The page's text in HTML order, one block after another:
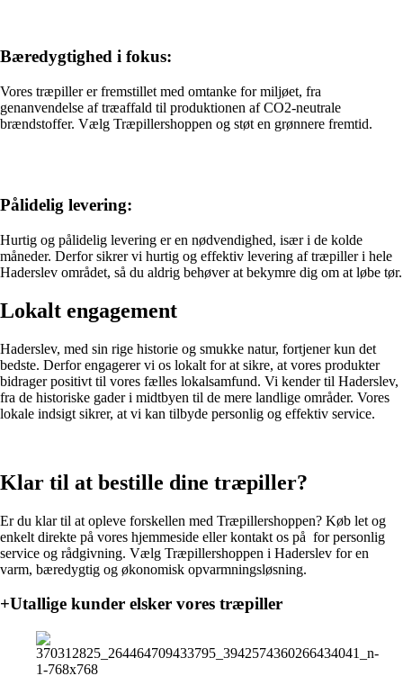
Bæredygtighed i fokus:
Vores træpiller er fremstillet med omtanke for miljøet, fra
genanvendelse af træaffald til produktionen af CO2-neutrale
brændstoffer. Vælg Træpillershoppen og støt en grønnere fremtid.
Pålidelig levering:
Hurtig og pålidelig levering er en nødvendighed, især i de kolde
måneder. Derfor sikrer vi hurtig og effektiv levering af træpiller i hele
Haderslev området, så du aldrig behøver at bekymre dig om at løbe tør.
Lokalt engagement
Haderslev, med sin rige historie og smukke natur, fortjener kun det
bedste. Derfor engagerer vi os lokalt for at sikre, at vores produkter
bidrager positivt til vores fælles lokalsamfund. Vi kender til Haderslev,
fra de historiske gader i midtbyen til de mere landlige områder. Vores
lokale indsigt sikrer, at vi kan tilbyde personlig og effektiv service.
Klar til at bestille dine træpiller?
Er du klar til at opleve forskellen med Træpillershoppen? Køb let og
enkelt direkte på vores hjemmeside eller kontakt os på for personlig
service og rådgivning. Vælg Træpillershoppen i Haderslev for en
varm, bæredygtig og økonomisk opvarmningsløsning.
+Utallige kunder elsker vores træpiller